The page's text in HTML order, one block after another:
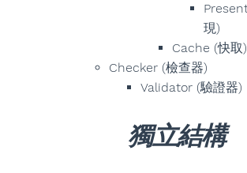
現)
Cache (快取)
Checker (檢查器)
Validator (驗證器)
獨立結構